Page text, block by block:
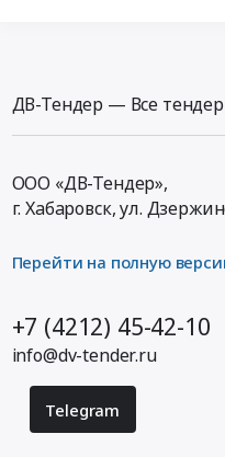
ДВ-Тендер — Все
ООО «ДВ-Тендер»,
г. Хабаровск,ул.
Перейти на полную
+7 (4212) 45-42-10
info@dv-tender.ru
Telegram